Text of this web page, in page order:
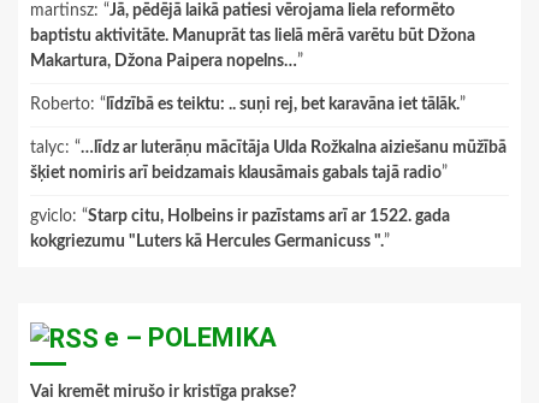
martinsz: “Jā, pēdējā laikā patiesi vērojama liela reformēto
baptistu aktivitāte. Manuprāt tas lielā mērā varētu būt Džona
Makartura, Džona Paipera nopelns…”
Roberto: “ līdzībā es teiktu: .. suņi rej, bet karavāna iet tālāk.”
talyc: “…līdz ar luterāņu mācītāja Ulda Rožkalna aiziešanu mūžībā
šķiet nomiris arī beidzamais klausāmais gabals tajā radio”
gviclo: “Starp citu, Holbeins ir pazīstams arī ar 1522. gada
kokgriezumu "Luters kā Hercules Germanicuss ".”
e – POLEMIKA
Vai kremēt mirušo ir kristīga prakse?